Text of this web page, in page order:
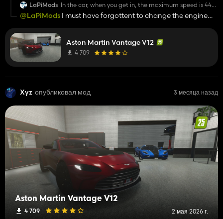
LaPiMods In the car, when you get in, the maximum speed is 447
and everywhere it is stated as 322
@LaPiMods I must have forgottent to change the engine
Aston Martin Vantage V12
4 709
Xyz опубликовал мод 3 месяца назад
Aston Martin Vantage V12
4 709 2 мая 2026 г.